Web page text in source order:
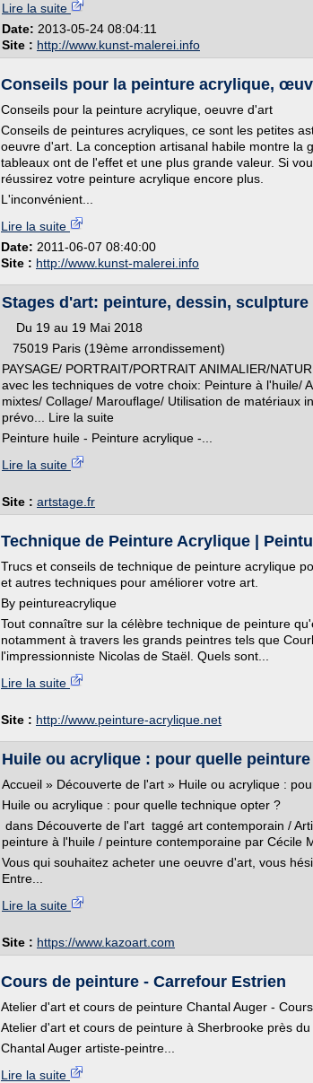
Lire la suite
Date: 2013-05-24 08:04:11
Site : http://www.kunst-malerei.info
Conseils pour la peinture acrylique,
Conseils pour la peinture acrylique, oeuvre d'art
Conseils de peintures acryliques, ce sont les petites
oeuvre d'art. La conception artisanal habile montre la
tableaux ont de l'effet et une plus grande valeur. Si
réussirez votre peinture acrylique encore plus.
L'inconvénient...
Lire la suite
Date: 2011-06-07 08:40:00
Site : http://www.kunst-malerei.info
Stages d'art: peinture, dessin, sculpture
Du 19 au 19 Mai 2018
75019 Paris (19ème arrondissement)
PAYSAGE/ PORTRAIT/PORTRAIT ANIMALIER/
avec les techniques de votre choix: Peinture à l'huile/
mixtes/ Collage/ Marouflage/ Utilisation de matériaux
prévo... Lire la suite
Peinture huile - Peinture acrylique -...
Lire la suite
Site : artstage.fr
Technique de Peinture Acrylique |
Trucs et conseils de technique de peinture acrylique
et autres techniques pour améliorer votre art.
By peintureacrylique
Tout connaître sur la célèbre technique de peinture
notamment à travers les grands peintres tels que
l'impressionniste Nicolas de Staël. Quels sont...
Lire la suite
Site : http://www.peinture-acrylique.net
Huile ou acrylique : pour quelle
Accueil » Découverte de l'art » Huile ou acrylique :
Huile ou acrylique : pour quelle technique opter ?
dans Découverte de l'art taggé art contemporain /
peinture à l'huile / peinture contemporaine par Cécile
Vous qui souhaitez acheter une oeuvre d'art, vous
Entre...
Lire la suite
Site : https://www.kazoart.com
Cours de peinture - Carrefour Estrien
Atelier d'art et cours de peinture Chantal Auger -
Atelier d'art et cours de peinture à Sherbrooke près
Chantal Auger artiste-peintre...
Lire la suite